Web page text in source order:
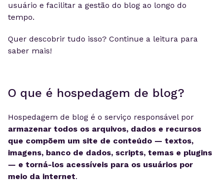
usuário e facilitar a gestão do blog ao longo do
tempo.
Quer descobrir tudo isso? Continue a leitura para
saber mais!
O que é hospedagem de blog?
Hospedagem de blog é o serviço responsável por
armazenar todos os arquivos, dados e recursos
que compõem um site de conteúdo — textos,
imagens, banco de dados, scripts, temas e plugins
— e torná-los acessíveis para os usuários por
meio da internet.